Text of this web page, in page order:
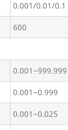
0.001/0.01/0.1
600
0.001~999.999
0.001~0.999
0.001~0.025